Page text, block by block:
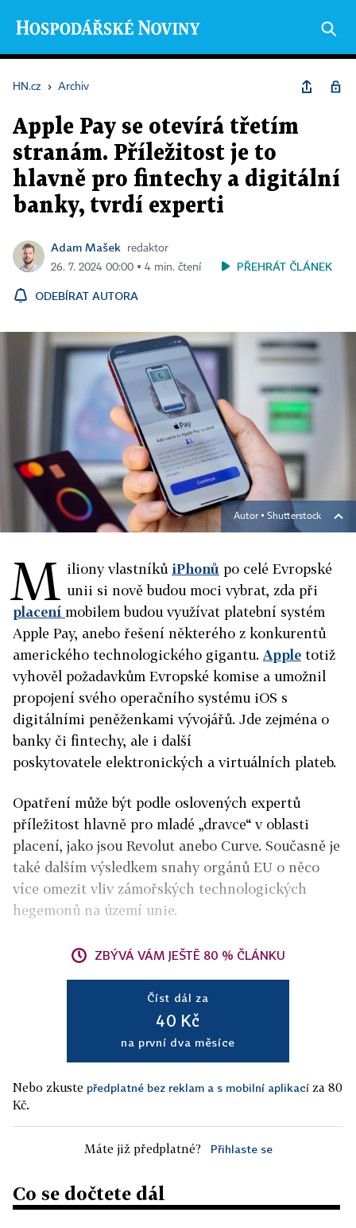
HN.cz › Archiv
Apple Pay se otevírá třetím
stranám. Příležitost je to
hlavně pro fintechy a digitální
banky, tvrdí experti
Adam Mašek
redaktor
26. 7. 2024 00:00 ▪ 4 min. čtení
PŘEHRÁT ČLÁNEK
ODEBÍRAT AUTORA
Autor ▪ Shutterstock
M iliony vlastníků iPhonů po celé Evropské
unii si nově budou moci vybrat, zda při
placení mobilem budou využívat platební systém
Apple Pay, anebo řešení některého z konkurentů
amerického technologického gigantu. Apple totiž
vyhověl požadavkům Evropské komise a umožnil
propojení svého operačního systému iOS s
digitálními peněženkami vývojářů. Jde zejména o
banky či fintechy, ale i další
poskytovatele elektronických a virtuálních plateb.
Opatření může být podle oslovených expertů
příležitost hlavně pro mladé „dravce“ v oblasti
placení, jako jsou Revolut anebo Curve. Současně je
také dalším výsledkem snahy orgánů EU o něco
více omezit vliv zámořských technologických
hegemonů na území unie.
ZBÝVÁ VÁM JEŠTĚ 80 % ČLÁNKU
Číst dál za
40 Kč
na první dva měsíce
Nebo zkuste předplatné bez reklam a s mobilní aplikací za 80
Kč.
Máte již předplatné? Přihlaste se
Co se dočtete dál